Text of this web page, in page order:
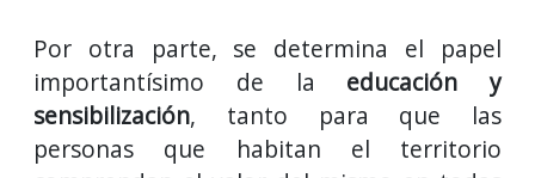
Por otra parte, se determina el papel
importantísimo de la educación y
sensibilización, tanto para que las
personas que habitan el territorio